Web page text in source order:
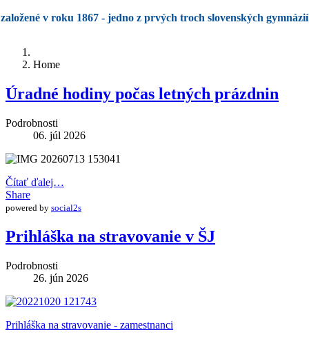
založené v roku 1867 - jedno z prvých troch slovenských gymnázií
Home
Úradné hodiny počas letných prázdnin
Podrobnosti
06. júl 2026
Čítať ďalej…
Share
powered by social2s
Prihláška na stravovanie v ŠJ
Podrobnosti
26. jún 2026
Prihláška na stravovanie - zamestnanci